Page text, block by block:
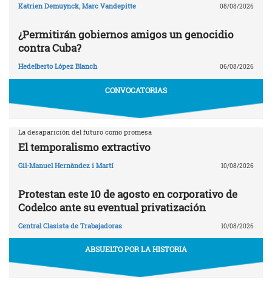
Katrien Demuynck, Marc Vandepitte 08/08/2026
¿Permitirán gobiernos amigos un genocidio
contra Cuba?
Hedelberto López Blanch 06/08/2026
CONVOCATORIAS
La desaparición del futuro como promesa
El temporalismo extractivo
Gil-Manuel Hernàndez i Martí 10/08/2026
Protestan este 10 de agosto en corporativo de
Codelco ante su eventual privatización
Central Clasista de Trabajadoras 10/08/2026
ABSUELTO POR LA HISTORIA